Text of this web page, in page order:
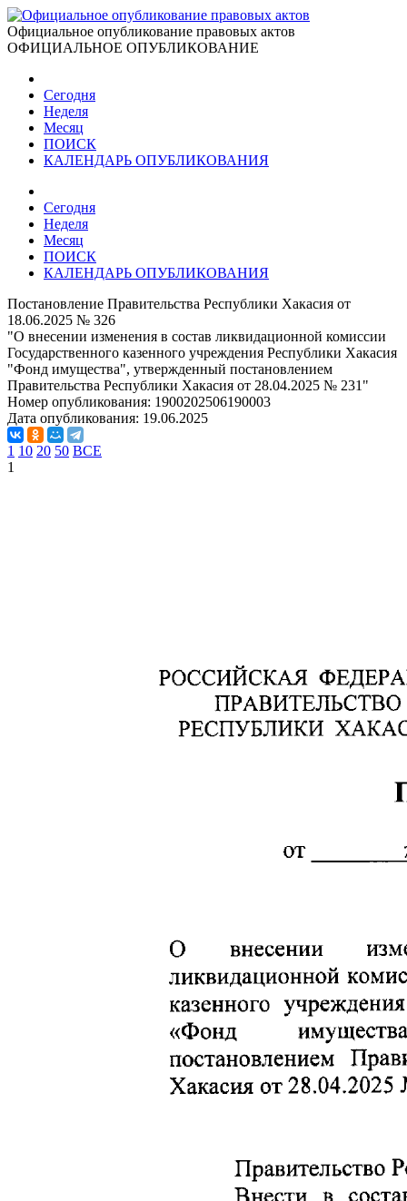
Официальное опубликование правовых актов
ОФИЦИАЛЬНОЕ ОПУБЛИКОВАНИЕ
Сегодня
Неделя
Месяц
ПОИСК
КАЛЕНДАРЬ ОПУБЛИКОВАНИЯ
Сегодня
Неделя
Месяц
ПОИСК
КАЛЕНДАРЬ ОПУБЛИКОВАНИЯ
Постановление Правительства Республики Хакасия от
18.06.2025 № 326
"О внесении изменения в состав ликвидационной комиссии
Государственного казенного учреждения Республики Хакасия
"Фонд имущества", утвержденный постановлением
Правительства Республики Хакасия от 28.04.2025 № 231"
Номер опубликования: 1900202506190003
Дата опубликования: 19.06.2025
1 10 20 50 ВСЕ
1